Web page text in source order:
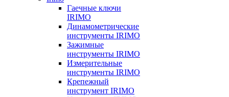
Гаечные ключи
IRIMO
Динамометрические
инструменты IRIMO
Зажимные
инструменты IRIMO
Измерительные
инструменты IRIMO
Крепежный
инструмент IRIMO